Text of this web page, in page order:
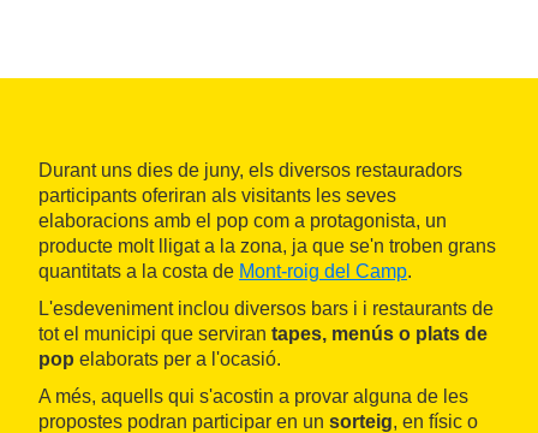
Durant uns dies de juny, els diversos restauradors
participants oferiran als visitants les seves
elaboracions amb el pop com a protagonista, un
producte molt lligat a la zona, ja que se'n troben grans
quantitats a la costa de Mont-roig del Camp.
L'esdeveniment inclou diversos bars i i restaurants de
tot el municipi que serviran tapes, menús o plats de
pop elaborats per a l'ocasió.
A més, aquells qui s'acostin a provar alguna de les
propostes podran participar en un sorteig, en físic o